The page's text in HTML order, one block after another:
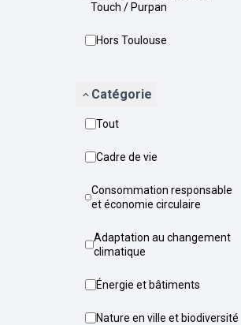
Touch / Purpan
Hors Toulouse
Catégorie
Tout
Cadre de vie
Consommation responsable
et économie circulaire
Adaptation au changement
climatique
Énergie et bâtiments
Nature en ville et biodiversité